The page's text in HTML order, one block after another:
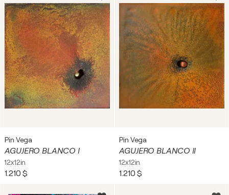
Pin Vega
AGUJERO BLANCO I
12x12in
1.210 $
Pin Vega
AGUJERO BLANCO II
12x12in
1.210 $